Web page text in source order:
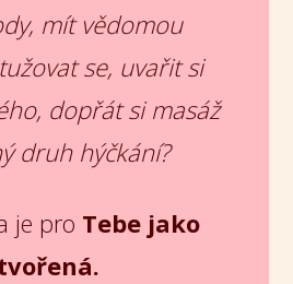
mít vědomou
se, uvařit si
dopřát si masáž
druh hýčkání?
je pro Tebe jako